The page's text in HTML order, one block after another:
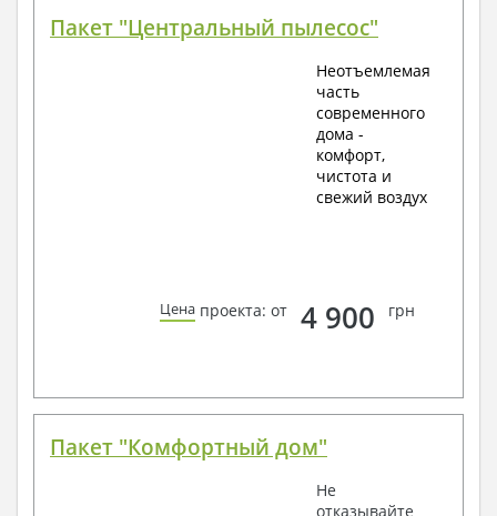
Пакет "Центральный пылесос"
Неотъемлемая
часть
современного
дома -
комфорт,
чистота и
свежий воздух
Цена проекта: от 4 900 грн
Пакет "Комфортный дом"
Не
отказывайте